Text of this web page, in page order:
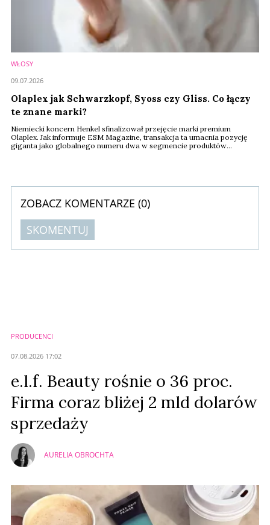
WŁOSY
Olaplex jak Schwarzkopf, Syoss czy Gliss. Co łączy
te znane marki?
Niemiecki koncern Henkel sfinalizował przejęcie marki premium
Olaplex. Jak informuje ESM Magazine, transakcja ta umacnia pozycję
giganta jako globalnego numeru dwa w segmencie produktów
09.07.2026
ZOBACZ KOMENTARZE (0)
SKOMENTUJ
PRODUCENCI
07.08.2026 17:02
e.l.f. Beauty rośnie o 36 proc.
Firma coraz bliżej 2 mld dolarów
sprzedaży
AURELIA OBROCHTA